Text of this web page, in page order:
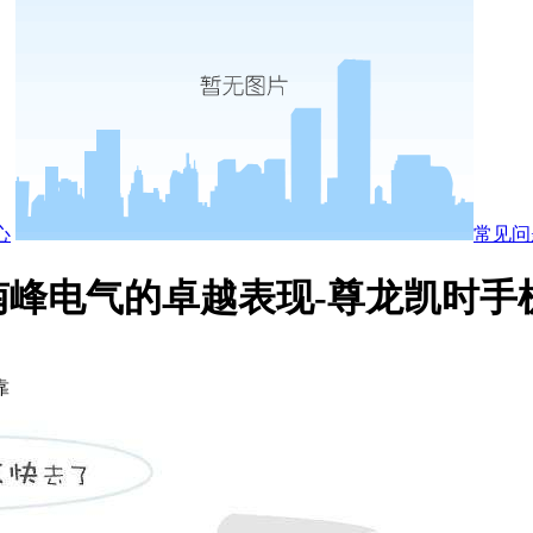
常见
电气的卓越表现-尊龙凯时手